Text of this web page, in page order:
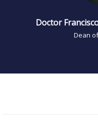
Doctor
Dean